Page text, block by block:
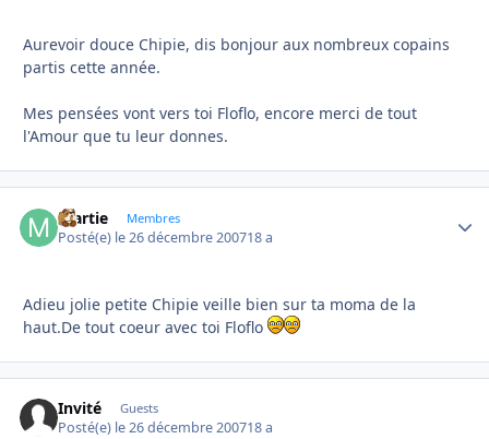
Aurevoir douce Chipie, dis bonjour aux nombreux copains
partis cette année.
Mes pensées vont vers toi Floflo, encore merci de tout
l'Amour que tu leur donnes.
martie Membres
Posté(e) le 26 décembre 200718 a
Adieu jolie petite Chipie veille bien sur ta moma de la
haut.De tout coeur avec toi Floflo
Invité Guests
Posté(e) le 26 décembre 200718 a